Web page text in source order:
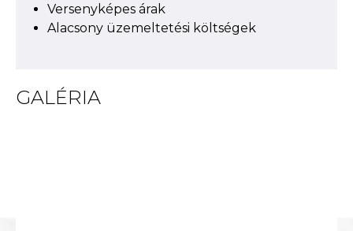
Versenyképes árak
Alacsony üzemeltetési költségek
GALÉRIA